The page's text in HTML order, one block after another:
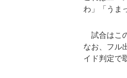
わ」「うま
試合はこ
なお、フル
イド判定で